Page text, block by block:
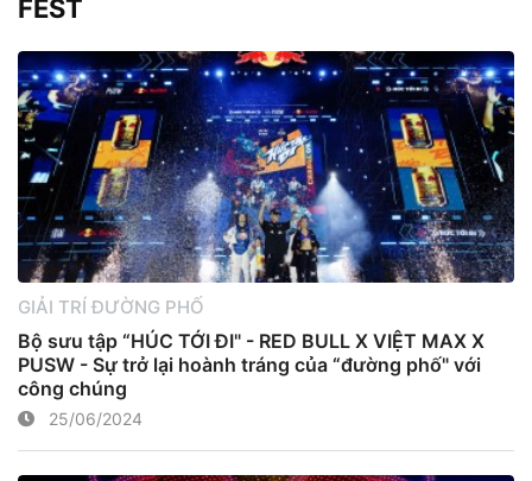
FEST
GIẢI TRÍ ĐƯỜNG PHỐ
Bộ sưu tập “HÚC TỚI ĐI" - RED BULL X VIỆT MAX X
PUSW - Sự trở lại hoành tráng của “đường phố" với
công chúng
25/06/2024